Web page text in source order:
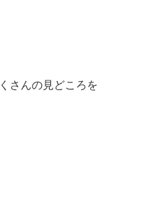
さんの見どころを